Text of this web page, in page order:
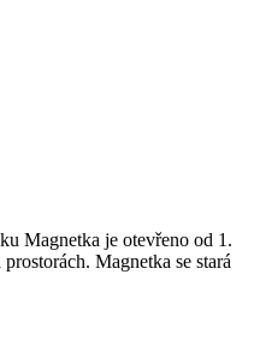
Magnetka je otevřeno od 1.
Magnetka se stará